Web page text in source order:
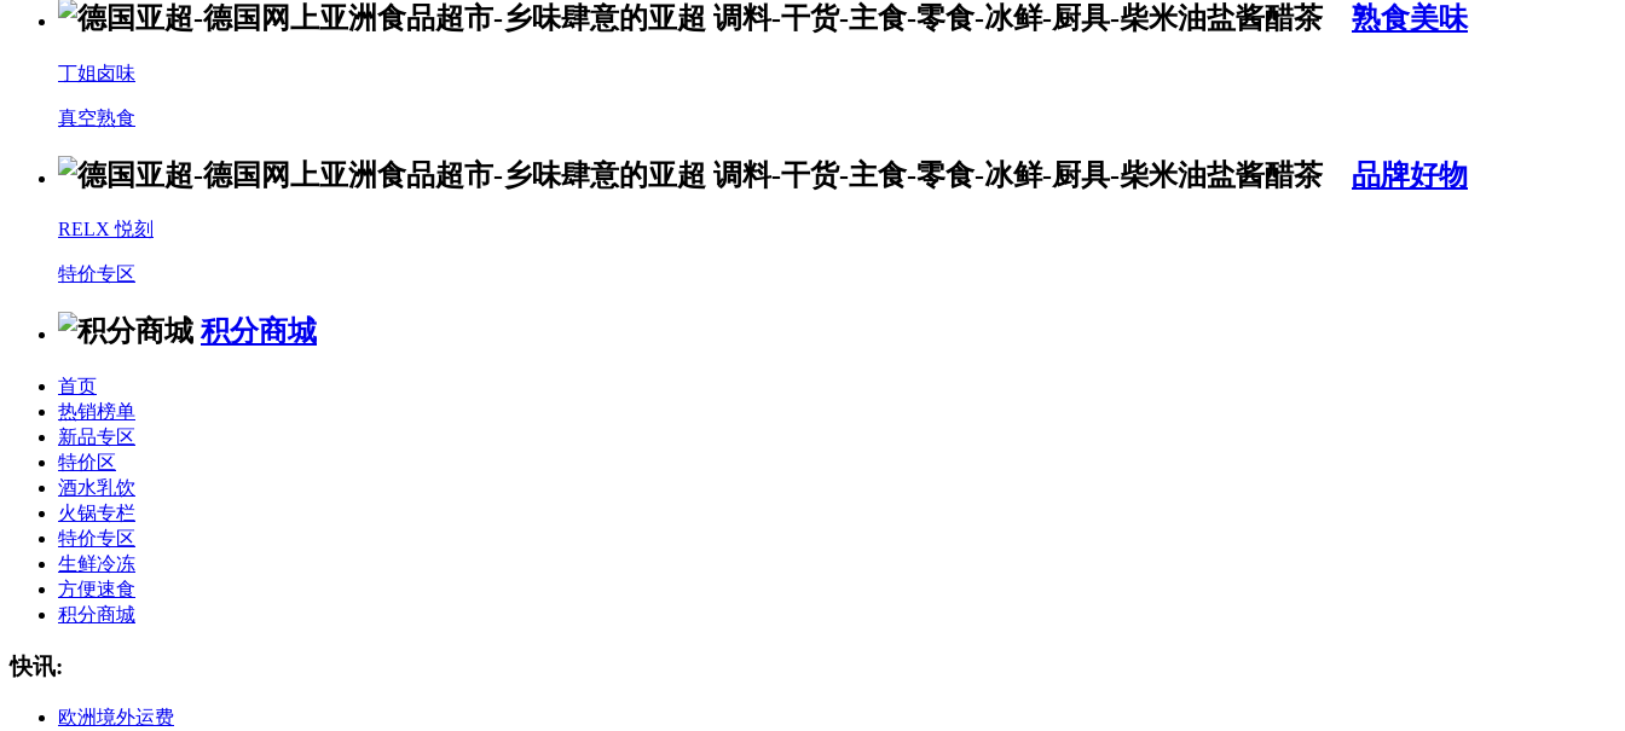
熟食美味
丁姐卤味
真空熟食
品牌好物
RELX 悦刻
特价专区
积分商城
首页
热销榜单
新品专区
特价区
酒水乳饮
火锅专栏
特价专区
生鲜冷冻
方便速食
积分商城
快讯:
欧洲境外运费